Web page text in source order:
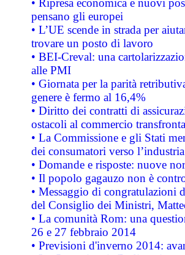
• Ripresa economica e nuovi
pensano gli europei
• L’UE scende in strada per
trovare un posto di lavoro
• BEI-Creval: una
alle PMI
• Giornata per la parità
genere è fermo al 16,4%
• Diritto dei contratti di
ostacoli al commercio
• La Commissione e gli Stati
dei consumatori verso
• Domande e risposte: nuove
• Il popolo gagauzo non è
• Messaggio di congratulazioni
del Consiglio dei Ministri,
• La comunità Rom: una
26 e 27 febbraio 2014
• Previsioni d'inverno 2014: